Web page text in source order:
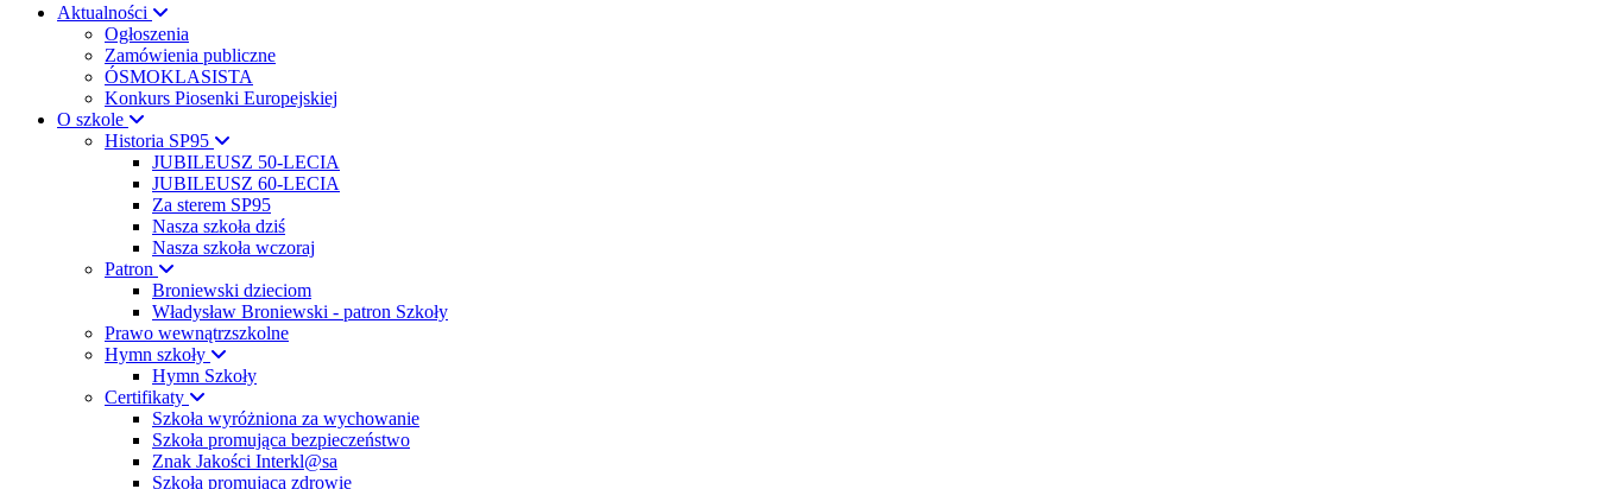
Aktualności
Ogłoszenia
Zamówienia publiczne
ÓSMOKLASISTA
Konkurs Piosenki Europejskiej
O szkole
Historia SP95
JUBILEUSZ 50-LECIA
JUBILEUSZ 60-LECIA
Za sterem SP95
Nasza szkoła dziś
Nasza szkoła wczoraj
Patron
Broniewski dzieciom
Władysław Broniewski - patron Szkoły
Prawo wewnątrzszkolne
Hymn szkoły
Hymn Szkoły
Certifikaty
Szkoła wyróżniona za wychowanie
Szkoła promująca bezpieczeństwo
Znak Jakości Interkl@sa
Szkoła promująca zdrowie